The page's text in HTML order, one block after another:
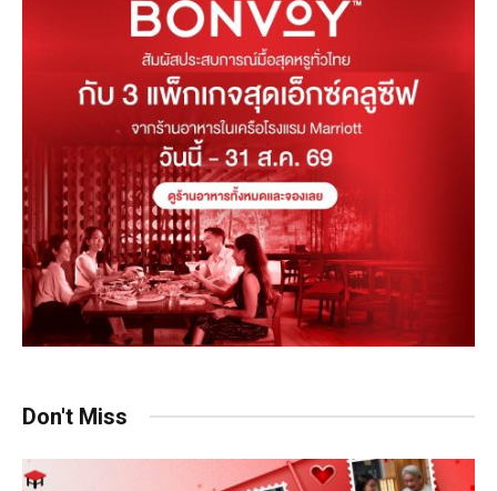
Don't Miss